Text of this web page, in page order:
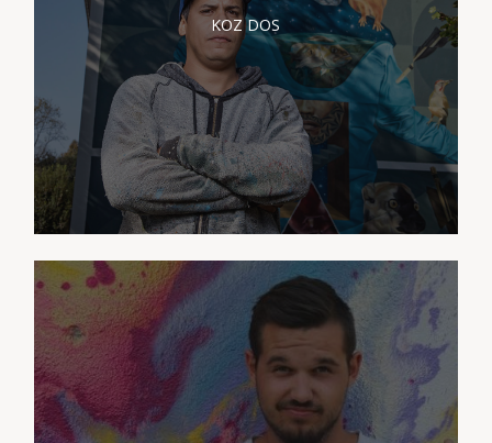
KOZ DOS
DOS